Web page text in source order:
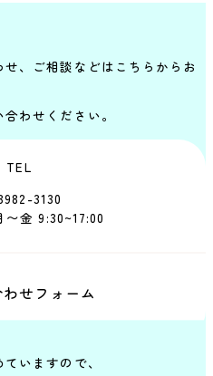
、ご相談などはこちらからお
わせください。
TEL
3130
〜金 9:30~17:00
せフォーム
いますので、